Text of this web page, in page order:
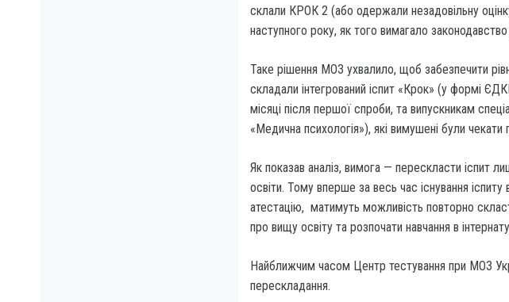
склали КРОК 2 (або одержали незадовільну
наступного року, як того вимагало
Таке рішення МОЗ ухвалило, щоб забезпечити
складали інтегрований іспит «Крок» (у формі
місяці після першої спроби, та випускникам
«Медична психологія»), які вимушені були
Як показав аналіз, вимога — перескласти іспит
освіти. Тому вперше за весь час існування іспиту
атестацію, матимуть можливість повторно
про вищу освіту та розпочати навчання в
Найближчим часом Центр тестування при МОЗ
перескладання.